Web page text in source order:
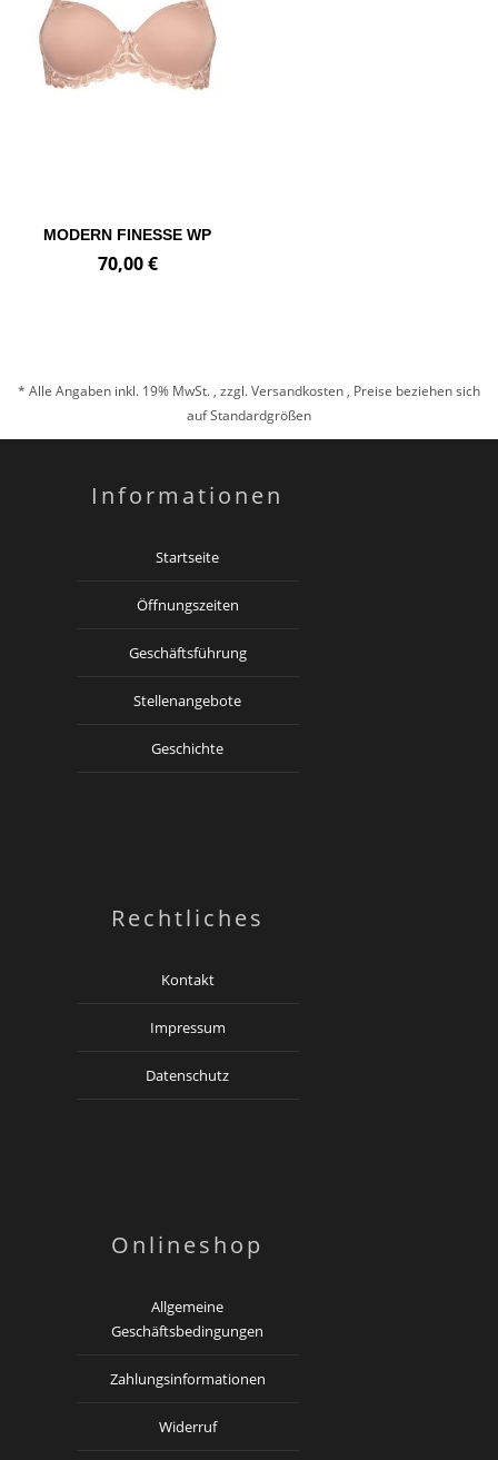
MODERN FINESSE WP
70,00 €
* Alle Angaben inkl. 19% MwSt. , zzgl.Versandkosten , Preise beziehen sich
auf Standardgrößen
Informationen
Startseite
Öffnungszeiten
Geschäftsführung
Stellenangebote
Geschichte
Rechtliches
Kontakt
Impressum
Datenschutz
Onlineshop
Allgemeine
Geschäftsbedingungen
Zahlungsinformationen
Widerruf